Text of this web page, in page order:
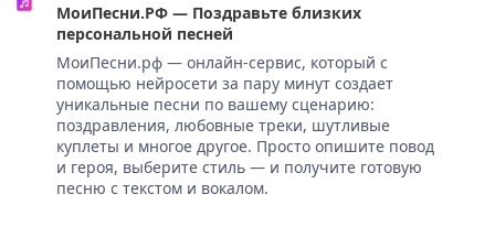
МоиПесни.РФ — Поздравьте близких
персональной песней
МоиПесни.рф — онлайн-сервис, который с
помощью нейросети за пару минут создает
уникальные песни по вашему сценарию:
поздравления, любовные треки, шутливые
куплеты и многое другое. Просто опишите повод
и героя, выберите стиль — и получите готовую
песню с текстом и вокалом.